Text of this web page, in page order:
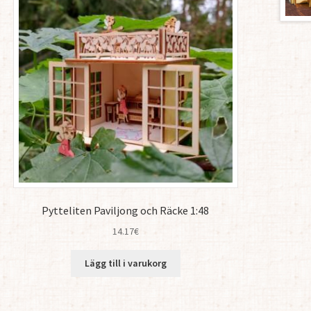
Pytteliten Paviljong och Räcke 1:48
14.17€
Lägg till i varukorg